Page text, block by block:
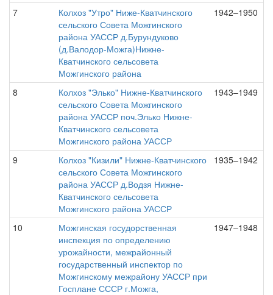
7
Колхоз "Утро" Ниже-Кватчинского
сельского Совета Можгинского
района УАССР д.Бурундуково
(д.Валодор-Можга)Нижне-
Кватчинского сельсовета
Можгинского района
1942–1950
8
Колхоз "Элько" Нижне-Кватчинского
сельского Совета Можгинского
района УАССР поч.Элько Нижне-
Кватчинского сельсовета
Можгинского района УАССР
1943–1949
9
Колхоз "Кизили" Нижне-Кватчинского
сельского Совета Можгинского
района УАССР д.Водзя Нижне-
Кватчинского сельсовета
Можгинского района УАССР
1935–1942
10
Можгинская госудорственная
инспекция по определению
урожайности, межрайонный
государственный инспектор по
Можгинскому межрайону УАССР при
Госплане СССР г.Можга,
1947–1948